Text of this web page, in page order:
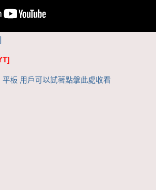
平板 用戶可以試著點搫此處收看